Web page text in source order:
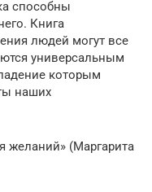
способны
Книга
людей могут все
универсальным
которым
наших
желаний» (Маргарита